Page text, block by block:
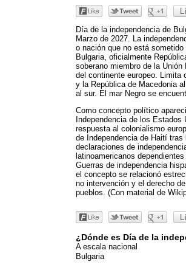
Día de la independencia de
Marzo de 2027. La
o nación que no está sometido
Bulgaria, oficialmente
soberano miembro de la
del continente europeo. Limita
y la República de Macedonia
al sur. El mar Negro se
Como concepto político
Independencia de los Estados
respuesta al colonialismo
de Independencia de Haití
declaraciones de
latinoamericanos
Guerras de independencia
el concepto se relacionó
no intervención y el derecho
pueblos. (Con material de
¿Dónde es Día de la
A escala nacional
Bulgaria